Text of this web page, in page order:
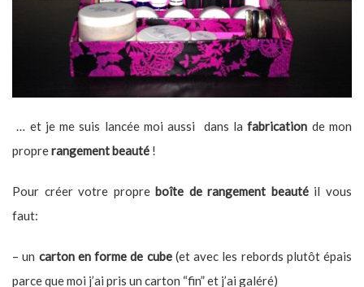
… et je me suis lancée moi aussi dans lafabrication de mon
proprerangement beauté !
Pour créer votre propre boîte de rangement beautéil vous
faut:
– un carton en forme de cube(et avec les rebords plutôt épais
parce que moi j’ai pris un carton “fin” et j’ai galéré)